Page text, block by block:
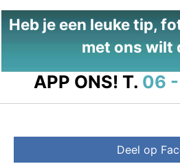
Heb je een leuke tip,
met ons wilt
APP ONS! T. 06 -
Deel op